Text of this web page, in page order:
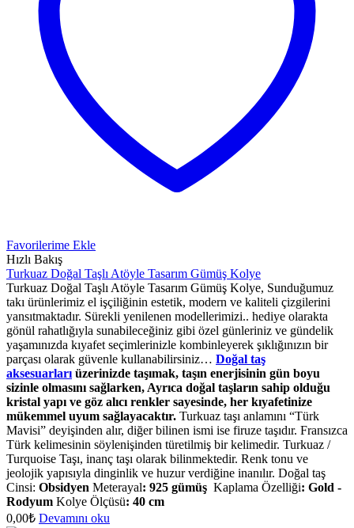
Favorilerime Ekle
Hızlı Bakış
Turkuaz Doğal Taşlı Atöyle Tasarım Gümüş Kolye
Turkuaz Doğal Taşlı Atöyle Tasarım Gümüş Kolye, Sunduğumuz
takı ürünlerimiz el işçiliğinin estetik, modern ve kaliteli çizgilerini
yansıtmaktadır. Sürekli yenilenen modellerimizi.. hediye olarakta
gönül rahatlığıyla sunabileceğiniz gibi özel günleriniz ve gündelik
yaşamınızda kıyafet seçimlerinizle kombinleyerek şıklığınızın bir
parçası olarak güvenle kullanabilirsiniz… Doğal taş
aksesuarları üzerinizde taşımak, taşın enerjisinin gün boyu
sizinle olmasını sağlarken, Ayrıca doğal taşların sahip olduğu
kristal yapı ve göz alıcı renkler sayesinde, her kıyafetinize
mükemmel uyum sağlayacaktır. Turkuaz taşı anlamını “Türk
Mavisi” deyişinden alır, diğer bilinen ismi ise firuze taşıdır. Fransızca
Türk kelimesinin söylenişinden türetilmiş bir kelimedir. Turkuaz /
Turquoise Taşı, inanç taşı olarak bilinmektedir. Renk tonu ve
jeolojik yapısıyla dinginlik ve huzur verdiğine inanılır. Doğal taş
Cinsi: Obsidyen Meterayal: 925 gümüş Kaplama Özelliği: Gold -
Rodyum Kolye Ölçüsü: 40 cm
0,00₺ Devamını oku